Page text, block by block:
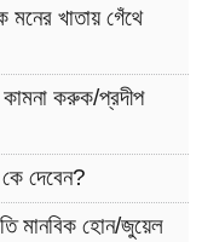
খাতায় গেঁথে
করুক/প্রদীপ
কে দেবেন?
মানবিক হোন/জুয়েল